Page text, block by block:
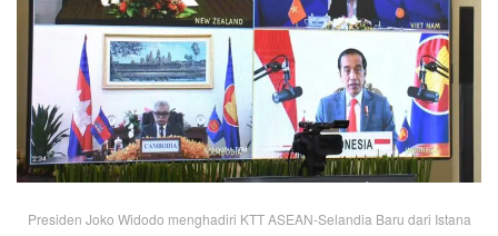
Presiden Joko Widodo menghadiri KTT ASEAN-Selandia Baru dari Istana